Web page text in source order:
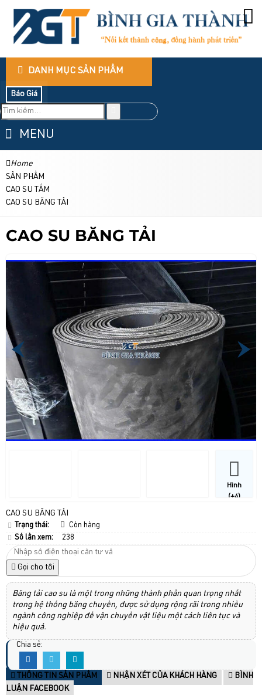
DANH MỤC SẢN PHẨM
Báo Giá
MENU
Home
SẢN PHẨM
CAO SU TẤM
CAO SU BĂNG TẢI
CAO SU BĂNG TẢI
Hình
(+4)
CAO SU BĂNG TẢI
Trạng thái:
Còn hàng
Số lần xem:
238
Gọi cho tôi
Băng tải cao su là một trong những thành phần quan trọng nhất
trong hệ thống băng chuyền, được sử dụng rộng rãi trong nhiều
ngành công nghiệp để vận chuyển vật liệu một cách liên tục và
hiệu quả.
Chia sẻ:
THÔNG TIN SẢN PHẨM NHẬN XÉT CỦA KHÁCH HÀNG
BÌNH
LUẬN FACEBOOK